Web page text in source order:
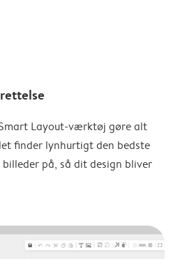
Layout-værktøj gøre alt
finder lynhurtigt den bedste
på, så dit design bliver